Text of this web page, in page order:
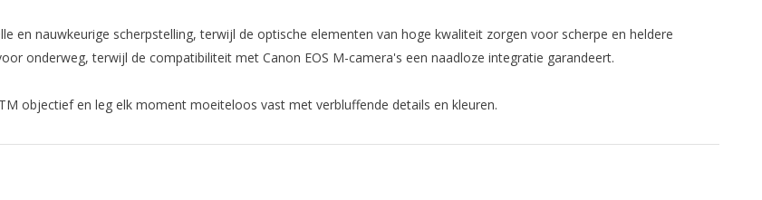
en nauwkeurige scherpstelling, terwijl de optische elementen van hoge kwaliteit zorgen voor scherpe en heldere
onderweg, terwijl de compatibiliteit met Canon EOS M-camera's een naadloze integratie garandeert.
objectief en leg elk moment moeiteloos vast met verbluffende details en kleuren.